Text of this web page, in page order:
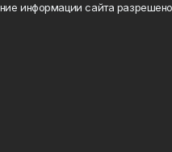
информации сайта